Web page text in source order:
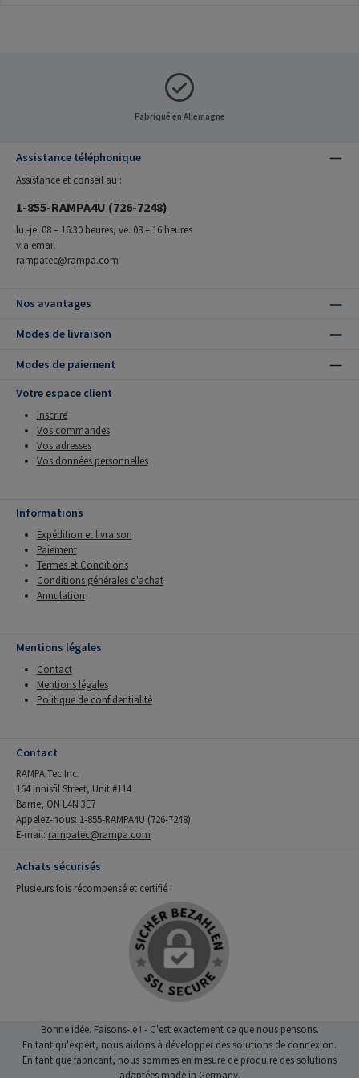
Fabriqué en Allemagne
Assistance téléphonique
Assistance et conseil au :
1-855-RAMPA4U (726-7248)
lu.-je. 08 – 16:30 heures, ve. 08 – 16 heures
via email
rampatec@rampa.com
Nos avantages
Modes de livraison
Modes de paiement
Votre espace client
Inscrire
Vos commandes
Vos adresses
Vos données personnelles
Informations
Expédition et livraison
Paiement
Termes et Conditions
Conditions générales d'achat
Annulation
Mentions légales
Contact
Mentions légales
Politique de confidentialité
Contact
RAMPA Tec Inc.
164 Innisfil Street, Unit #114
Barrie, ON L4N 3E7
Appelez-nous: 1-855-RAMPA4U (726-7248)
E-mail: rampatec@rampa.com
Achats sécurisés
Plusieurs fois récompensé et certifié !
Bonne idée. Faisons-le ! - C'est exactement ce que nous pensons.
En tant qu'expert, nous aidons à développer des solutions de connexion.
En tant que fabricant, nous sommes en mesure de produire des solutions
adaptées made in Germany.